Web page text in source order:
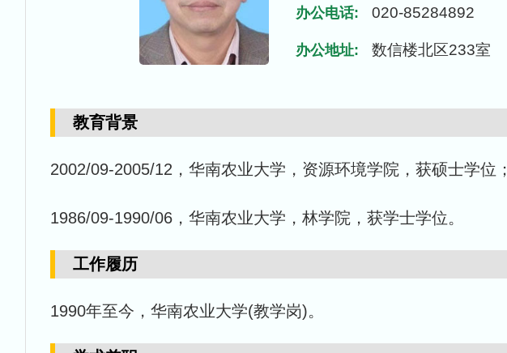
办公电话: 020-85284892
办公地址: 数信楼北区233室
教育背景
2002/09-2005/12，华南农业大学，资源环境学院，获硕士学位；
1986/09-1990/06，华南农业大学，林学院，获学士学位。
工作履历
1990年至今，华南农业大学(教学岗)。